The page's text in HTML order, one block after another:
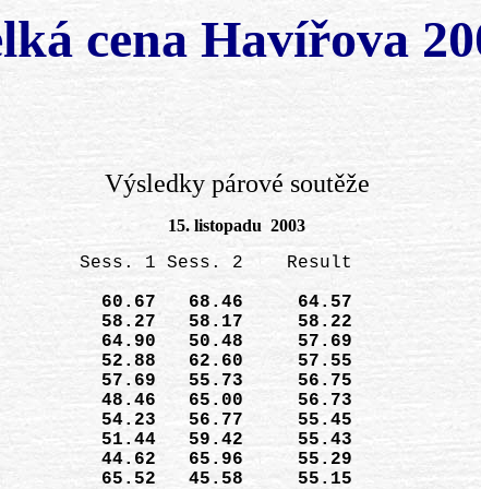
cena Havířova
Výsledky párové soutěže
15. listopadu 2003
Sess. 1 Sess. 2    Result
60.67   68.46     64.57
58.27   58.17     58.22
64.90   50.48     57.69
52.88   62.60     57.55
57.69   55.73     56.75
48.46   65.00     56.73
54.23   56.77     55.45
51.44   59.42     55.43
44.62   65.96     55.29
65.52   45.58     55.15